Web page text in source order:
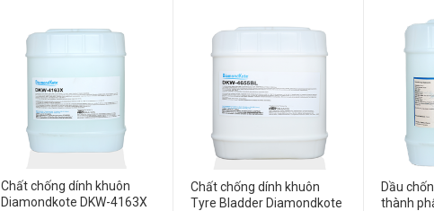
Chất chống dính khuôn
Diamondkote DKW-4163X
Chất chống dính khuôn
Tyre Bladder Diamondkote
Dầu
thành